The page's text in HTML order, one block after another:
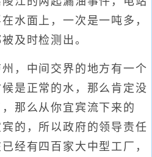
水面上，一次是一吨多，
及时检测出。
中间交界的地方有一个
是正常的水，那么肯定没
那么从你宜宾流下来的
的，所以政府的领导责任
经有四百家大中型工厂，